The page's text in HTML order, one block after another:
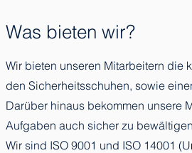
Was bieten wir?
Wir bieten unseren Mitarbeitern die
den Sicherheitsschuhen, sowie
Darüber hinaus bekommen unsere
Aufgaben auch sicher zu
Wir sind ISO 9001 und ISO 14001